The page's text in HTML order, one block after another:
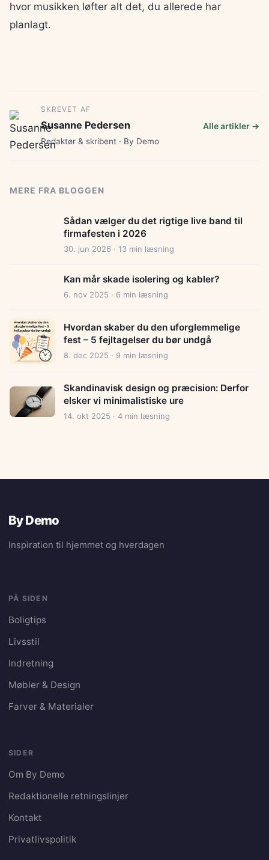
hvor musikken løfter alt det, du allerede har
planlagt.
SKREVET AF
Susanne Pedersen
Redaktør & skribent · By Demo
Alle artikler →
MERE FRA BLOGGEN
Sådan vælger du det rigtige live band til
firmafesten i 2026
30. jun 2026 · 13 min læsning
Kan mår skade isolering og kabler?
6. nov 2025 · 6 min læsning
Hvordan skaber du den uforglemmelige
fest – 5 fejltagelser du bør undgå
8. dec 2025 · 9 min læsning
Skandinavisk design og præcision: Derfor
elsker vi minimalistiske ure
14. okt 2025 · 4 min læsning
By Demo
Inspiration til hjemmet og hverdagen
PÅ SIDEN
Boligtips
Livsstil
Indretning
Møbler & Design
Farver & Materialer
SIDER
Om By Demo
Redaktionelle retningslinjer
Kontakt
Privatlivspolitik